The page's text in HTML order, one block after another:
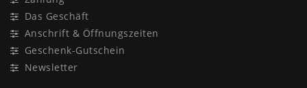
Das Geschäft
Anschrift & Öffnungszeiten
Geschenk-Gutschein
Newsletter